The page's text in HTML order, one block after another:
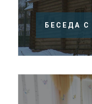
БЕСЕДА